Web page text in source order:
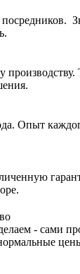
Опыт
- сами